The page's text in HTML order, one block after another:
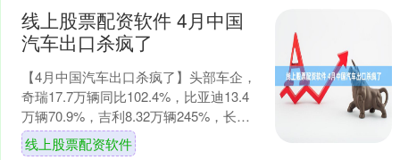
线上股票配资软件 4月中国
汽车出口杀疯了
【4月中国汽车出口杀疯了】头部车企，
奇瑞17.7万辆同比102.4%，比亚迪13.4
万辆70.9%，吉利8.32万辆245%，长安
6.03万辆51.2%线上股票....
线上股票配资软件